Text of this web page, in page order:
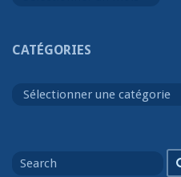
CATÉGORIES
for